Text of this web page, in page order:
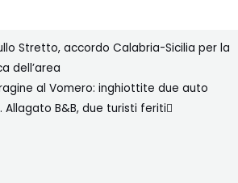
Stretto, accordo Calabria-Sicilia per la
dell’area
al Vomero: inghiottite due auto
B&B, due turisti feriti
Successivo